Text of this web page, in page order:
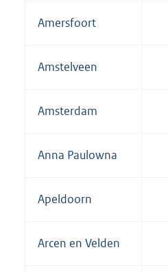
Amersfoort
Amstelveen
Amsterdam
Anna Paulowna
Apeldoorn
Arcen en Velden